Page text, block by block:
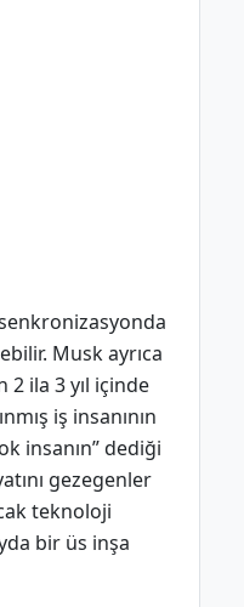
Musk ayrıca
ila 3 yıl içinde
iş insanının
insanın” dediği
gezegenler
teknoloji
bir üs inşa